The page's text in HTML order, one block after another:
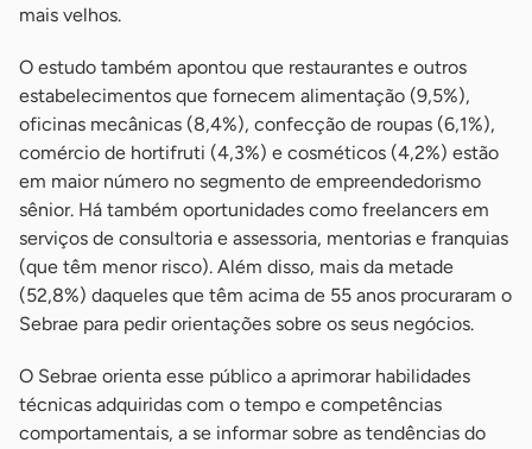
mais velhos.
O estudo também apontou que restaurantes e outros
estabelecimentos que fornecem alimentação (9,5%),
oficinas mecânicas (8,4%), confecção de roupas (6,1%),
comércio de hortifruti (4,3%) e cosméticos (4,2%) estão
em maior número no segmento de empreendedorismo
sênior. Há também oportunidades como freelancers em
serviços de consultoria e assessoria, mentorias e franquias
(que têm menor risco). Além disso, mais da metade
(52,8%) daqueles que têm acima de 55 anos procuraram o
Sebrae para pedir orientações sobre os seus negócios.
O Sebrae orienta esse público a aprimorar habilidades
técnicas adquiridas com o tempo e competências
comportamentais, a se informar sobre as tendências do